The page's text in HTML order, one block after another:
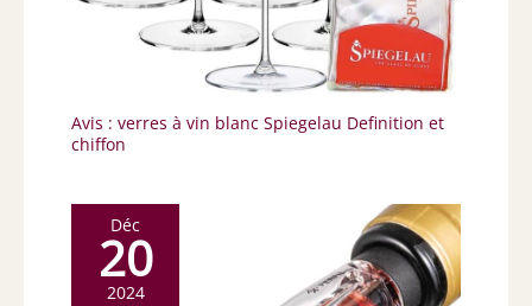
Avis : verres à vin blanc Spiegelau Definition et
chiffon
Déc
20
2024